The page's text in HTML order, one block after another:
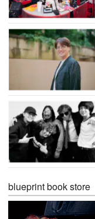
blueprint book store